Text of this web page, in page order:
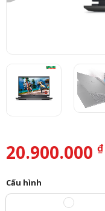
20.900.000 ₫
Cấu hình